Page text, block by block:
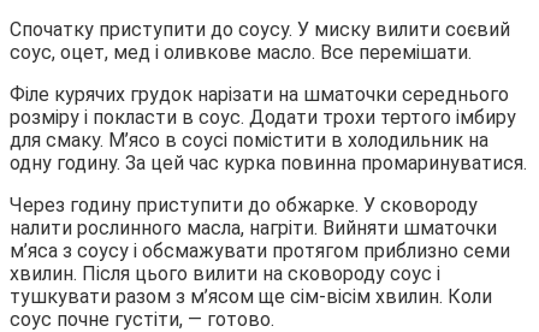
Спочатку приступити до соусу. У миску вилити соєвий
соус, оцет, мед і оливкове масло. Все перемішати.
Філе курячих грудок нарізати на шматочки середнього
розміру і покласти в соус. Додати трохи тертого імбиру
для смаку. М’ясо в соусі помістити в холодильник на
одну годину. За цей час курка повинна промаринуватися.
Через годину приступити до обжарке. У сковороду
налити рослинного масла, нагріти. Вийняти шматочки
м’яса з соусу і обсмажувати протягом приблизно семи
хвилин. Після цього вилити на сковороду соус і
тушкувати разом з м’ясом ще сім-вісім хвилин. Коли
соус почне густіти, — готово.